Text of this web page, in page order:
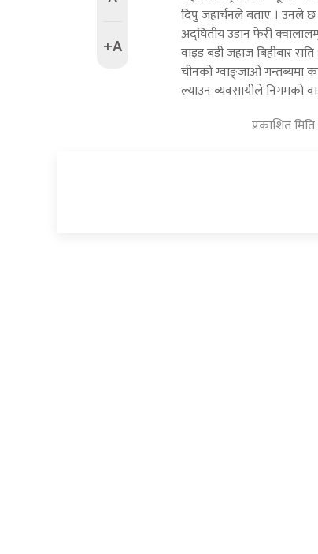
+A
दिपु जहार्चनले बताए । उनले
अद्घितीय उडान फेरी
वाइड बडी जहाज बिहीबार
चीनको ग्वाङ्जाओ गन्तब्यमा
ल्याउन व्यवसायीले निगमको
प्रकाशित